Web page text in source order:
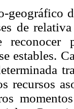
geográfico
de
estables.
recursos